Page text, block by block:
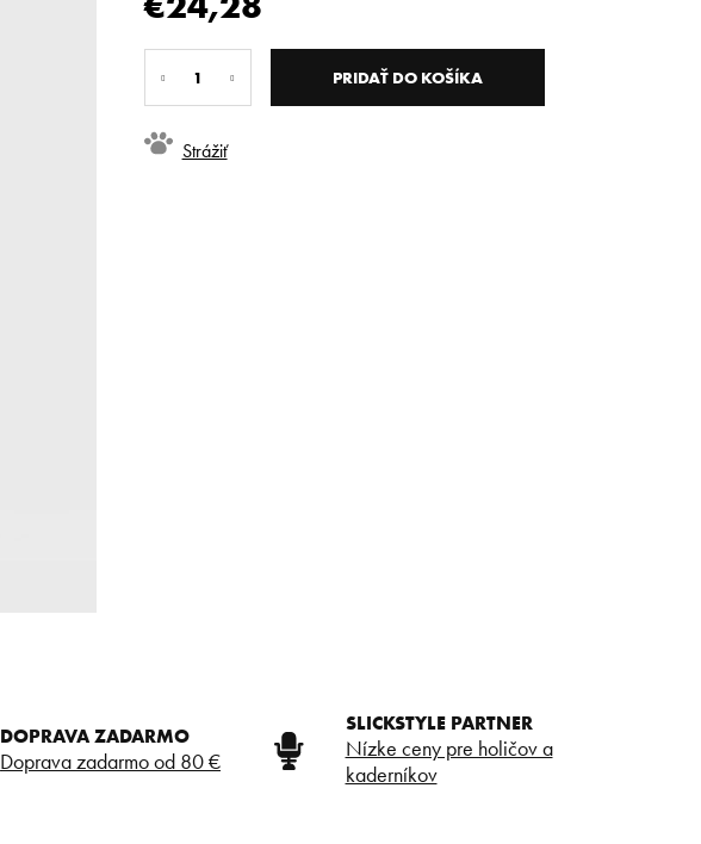
Jednotková
cena:
PRIDAŤ DO KOŠÍKA
Strážiť
DOPRAVA ZADARMO
Doprava zadarmo od 80 €
SLICKSTYLE PARTNER
Nízke ceny pre holičov a
kaderníkov